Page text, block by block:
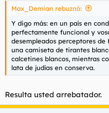
Max_Demian rebuznó:
Y digo más: en un país en
perfectamente funcional y
desempleados perceptores
una camiseta de tirantes
calcetines blancos, mientras
lata de judías en conserva.
Resulta usted arrebatador.